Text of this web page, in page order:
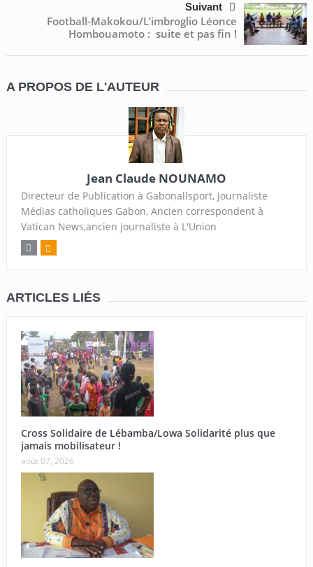
Suivant
Football-Makokou/L’imbroglio Léonce
Hombouamoto : suite et pas fin !
A PROPOS DE L'AUTEUR
Jean Claude NOUNAMO
Directeur de Publication à Gabonallsport, Journaliste
Médias catholiques Gabon, Ancien correspondent à
Vatican News,ancien journaliste à L'Union
ARTICLES LIÉS
Cross Solidaire de Lébamba/Lowa Solidarité plus que
jamais mobilisateur !
août 07, 2026